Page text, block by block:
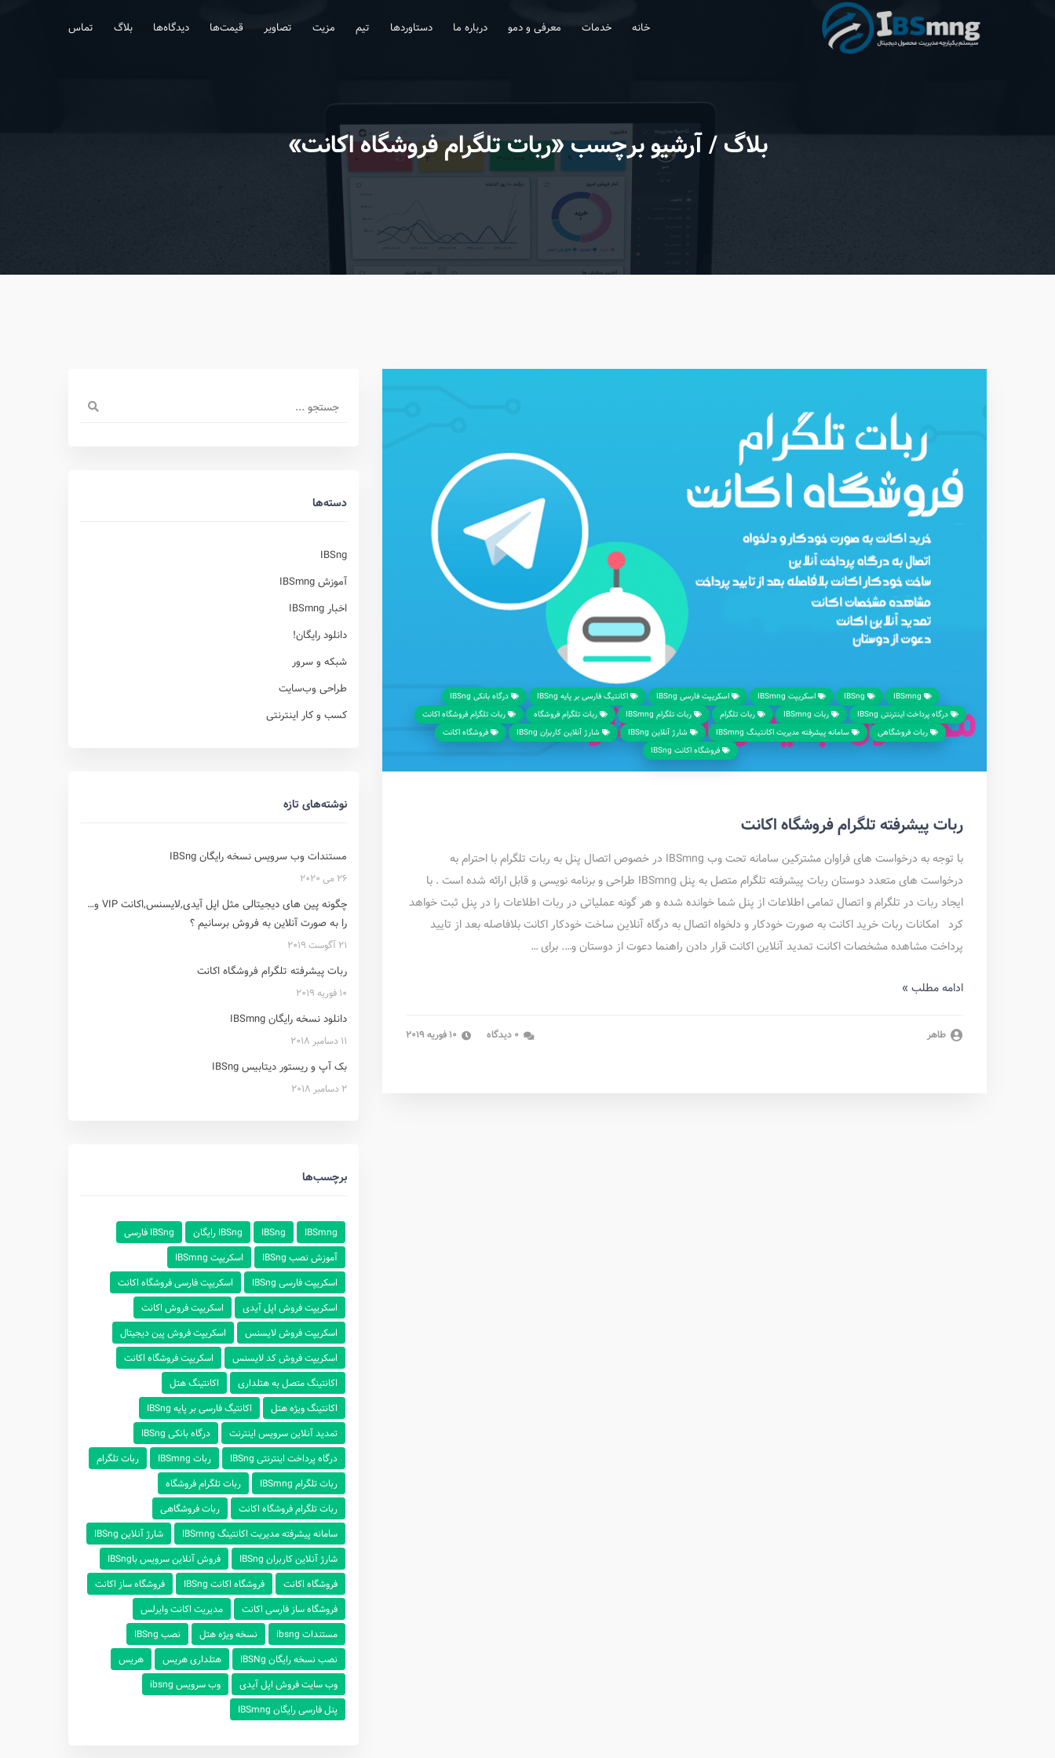
خانه خدمات معرفی و دمو درباره ما دستاوردها تیم مزیت تصاویر قیمت‌ها دیدگاه‌ها بلاگ تماس
بلاگ/ آرشیو برچسب «ربات تلگرام فروشگاه اکانت»
اسکریپت IBSmng اسکریپت فارسی IBSng اکانتیگ فارسی بر پایه IBSng
درگاه بانکی IBSng
درگاه پرداخت اینترنتی IBSng
ربات IBSmng ربات تلگرام ربات تلگرام IBSmng ربات تلگرام فروشگاه
ربات تلگرام فروشگاه اکانت
ربات فروشگاهی
سامانه پیشرفته مدیریت اکانتینگ IBSmng شارژ آنلاین IBSng شارژ‌ آنلاین ‌کاربران IBSng
فروشگاه اکانت
فروشگاه اکانت IBSng
ربات پیشرفته تلگرام فروشگاه اکانت
با توجه به درخواست های فراوان مشترکین سامانه تحت وب IBSmng در خصوص اتصال پنل به ربات تلگرام با احترام به
درخواست های متعدد دوستان ربات پیشرفته تلگرام متصل به پنل IBSmng طراحی و برنامه نویسی و قابل ارائه شده است . با
ایجاد ربات در تلگرام و اتصال تمامی اطلاعات از پنل شما خوانده شده و هر گونه عملیاتی در ربات اطلاعات را در پنل ثبت خواهد
کرد امکانات ربات خرید اکانت به صورت خودکار و دلخواه اتصال به درگاه آنلاین ساخت خودکار اکانت بلافاصله بعد از تایید
پرداخت مشاهده مشخصات اکانت تمدید آنلاین اکانت قرار دادن راهنما دعوت از دوستان و…. برای …
ادامه مطلب »
طاهر
دسته‌ها
IBSng
آموزش IBSmng
اخبار IBSmng
دانلود رایگان!
شبکه و سرور
طراحی وب‌سایت
کسب و کار اینترنتی
نوشته‌های تازه
مستندات وب سرویس نسخه رایگان IBSng
26 می 2020
چگونه پین های دیجیتالی مثل اپل آیدی,لایسنس,اکانت VIP و…
را به صورت آنلاین به فروش برسانیم ؟
21 آگوست 2019
ربات پیشرفته تلگرام فروشگاه اکانت
10 فوریه 2019
دانلود نسخه رایگان IBSmng
11 دسامبر 2018
بک آپ و ریستور دیتابیس IBSng
2 دسامبر 2018
برچسب‌ها
IBSmng
IBSng IBSng رایگان
IBSng فارسی
آموزش نصب IBSng
اسکریپت IBSmng
اسکریپت فارسی IBSng
اسکریپت فارسی فروشگاه اکانت
اسکریپت فروش اپل آیدی
اسکریپت فروش اکانت
اسکریپت فروش لایسنس
اسکریپت فروش پین دیجیتال
اسکریپت فروش کد لایسنس
اسکریپت فروشگاه اکانت
اکانتینگ متصل به هتلداری
اکانتینگ هتل
اکانتینگ ویژه هتل
اکانتیگ فارسی بر پایه IBSng
تمدید آنلاین سرویس اینترنت
درگاه بانکی IBSng
درگاه پرداخت اینترنتی IBSng
ربات IBSmng
ربات تلگرام
ربات تلگرام IBSmng
ربات تلگرام فروشگاه
ربات تلگرام فروشگاه اکانت
ربات فروشگاهی
سامانه پیشرفته مدیریت اکانتینگ IBSmng
شارژ آنلاین IBSng
شارژ‌ آنلاین ‌کاربران IBSng
فروش آنلاین سرویس باIBSng
فروشگاه اکانت
فروشگاه اکانت IBSng
فروشگاه ساز اکانت
فروشگاه ساز فارسی اکانت
مدیریت اکانت وایرلس
مستندات ibsng
نسخه ویژه هتل
نصب IBSng
نصب نسخه رایگان IBSNg
هتلداری هریس
هریس
وب سایت فروش اپل آیدی
وب سرویس ibsng
پنل فارسی رایگان IBSmng